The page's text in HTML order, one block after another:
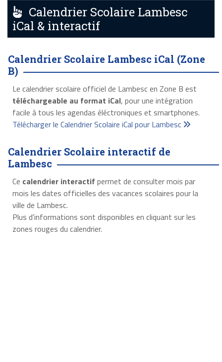
Calendrier Scolaire Lambesc
iCal & interactif
Calendrier Scolaire Lambesc iCal (Zone
B)
Le calendrier scolaire officiel de Lambesc en Zone B est
téléchargeable au format iCal, pour une intégration
facile à tous les agendas éléctroniques et smartphones.
Télécharger le Calendrier Scolaire iCal pour Lambesc
Calendrier Scolaire interactif de
Lambesc
Ce calendrier interactif permet de consulter mois par
mois les dates officielles des vacances scolaires pour la
ville de Lambesc.
Plus d'informations sont disponibles en cliquant sur les
zones rouges du calendrier.